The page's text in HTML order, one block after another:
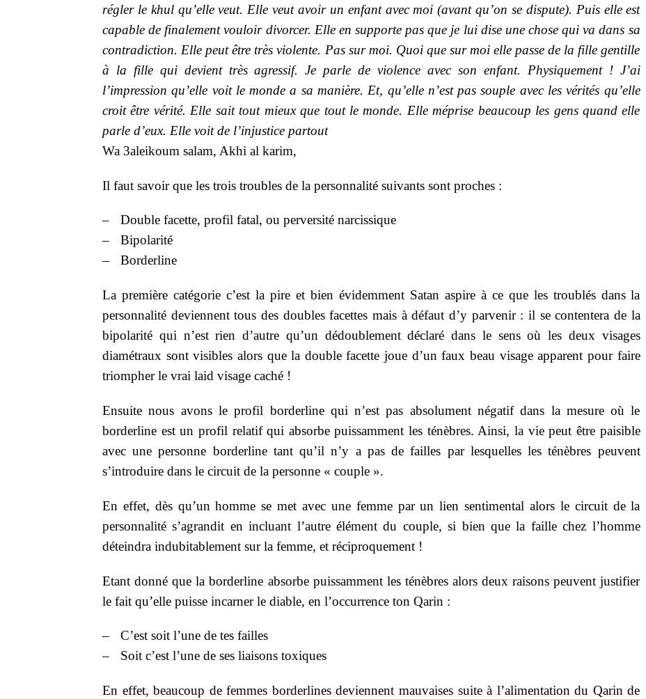
régler le khul qu’elle veut. Elle veut avoir un enfant avec moi (avant qu’on se dispute). Puis elle est
capable de finalement vouloir divorcer. Elle en supporte pas que je lui dise une chose qui va dans sa
contradiction. Elle peut être très violente. Pas sur moi. Quoi que sur moi elle passe de la fille gentille
à la fille qui devient très agressif. Je parle de violence avec son enfant. Physiquement ! J’ai
l’impression qu’elle voit le monde a sa manière. Et, qu’elle n’est pas souple avec les vérités qu’elle
croit être vérité. Elle sait tout mieux que tout le monde. Elle méprise beaucoup les gens quand elle
parle d’eux. Elle voit de l’injustice partout
Wa 3aleikoum salam, Akhi al karim,
Il faut savoir que les trois troubles de la personnalité suivants sont proches :
–
Double facette, profil fatal, ou perversité narcissique
–
Bipolarité
–
Borderline
La première catégorie c’est la pire et bien évidemment Satan aspire à ce que les troublés dans la
personnalité deviennent tous des doubles facettes mais à défaut d’y parvenir : il se contentera de la
bipolarité qui n’est rien d’autre qu’un dédoublement déclaré dans le sens où les deux visages
diamétraux sont visibles alors que la double facette joue d’un faux beau visage apparent pour faire
triompher le vrai laid visage caché !
Ensuite nous avons le profil borderline qui n’est pas absolument négatif dans la mesure où le
borderline est un profil relatif qui absorbe puissamment les ténèbres. Ainsi, la vie peut être paisible
avec une personne borderline tant qu’il n’y a pas de failles par lesquelles les ténèbres peuvent
s’introduire dans le circuit de la personne « couple ».
En effet, dès qu’un homme se met avec une femme par un lien sentimental alors le circuit de la
personnalité s’agrandit en incluant l’autre élément du couple, si bien que la faille chez l’homme
déteindra indubitablement sur la femme, et réciproquement !
Etant donné que la borderline absorbe puissamment les ténèbres alors deux raisons peuvent justifier
le fait qu’elle puisse incarner le diable, en l’occurrence ton Qarin :
–
C’est soit l’une de tes failles
–
Soit c’est l’une de ses liaisons toxiques
En effet, beaucoup de femmes borderlines deviennent mauvaises suite à l’alimentation du Qarin de